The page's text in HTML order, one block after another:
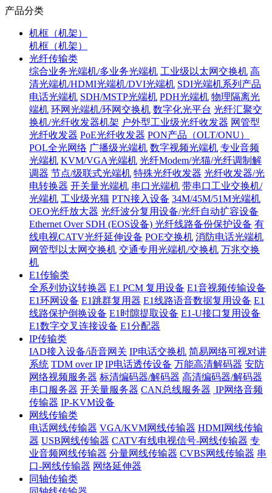
产品分类
机框（机架）
机框（机架）
光纤传输类
综合业务光端机/多业务光端机 工业级以太网交换机 高
清光端机/HDMI光端机/DVI光端机 SDI光端机系列产品
电话光端机 SDH/MSTP光端机 PDH光端机 物理隔离光
端机 环网光端机/环网交换机 数字化光平台 光纤汇聚交
换机/光纤收发器机架 户外型工业级光纤收发器 网管型
光纤收发器 PoE光纤收发器 PON产品（OLT/ONU）
POL全光网络 广播级光端机 数字视频光端机 专业音频
光端机 KVM/VGA光端机 光纤Modem/光猫/光纤调制解
调器 节点/级联式光端机 特殊光纤收发器 光纤收发器/光
电转换器 开关量光端机 串口光端机 带串口工业交换机/
光端机 工业级光猫 PTN接入设备 34M/45M/51M光端机
OEO光纤放大器 光纤波分复用设备/光纤自动扩容设备
Ethernet Over SDH (EOS设备) 光纤线路备份保护设备 有
线电视CATV光纤延伸设备 POE交换机 消防电话光端机
网管型以太网交换机 交通专用光端机/交换机 万兆交换
机
E1传输类
全系列协议转换器 E1 PCM 复用设备 E1音视频传输设备
E1环网设备 E1跳群复用器 E1线路语音数据复用设备 E1
线路保护倒换设备 E1时隙提取设备 E1-U接口复用设备
E1数字交叉连接设备 E1分配器
IP传输类
IAD接入设备/语音网关 IP电话交换机 简易网络可视对讲
系统 TDM over IP IP电话透传设备 万能高清解码器 安防
网络视频服务器 标清编码器/解码器 高清编码器/解码器
串口服务器 开关量服务器 CAN总线服务器 IP网络音频
传输器 IP-KVM设备
网线传输类
电话网线传输器 VGA/KVM网线传输器 HDMI网线传输
器 USB网线传输器 CATV有线电视信号-网线传输器 专
业音频网线传输器 分量网线传输器 CVBS网线传输器 串
口-网线传输器 网络延伸器
同轴传输类